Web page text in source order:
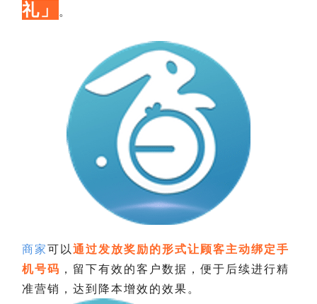
礼」
。
商家可以通过发放奖励的形式让顾客主动绑定手
机号码 ，留下有效的客户数据，便于后续进行精
准营销，达到降本增效的效果。